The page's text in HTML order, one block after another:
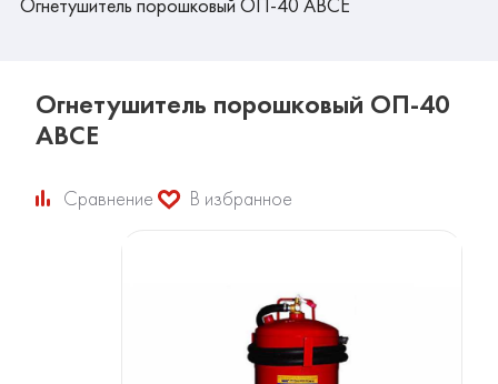
Огнетушитель порошковый ОП-40
АВСЕ
Сравнение В избранное